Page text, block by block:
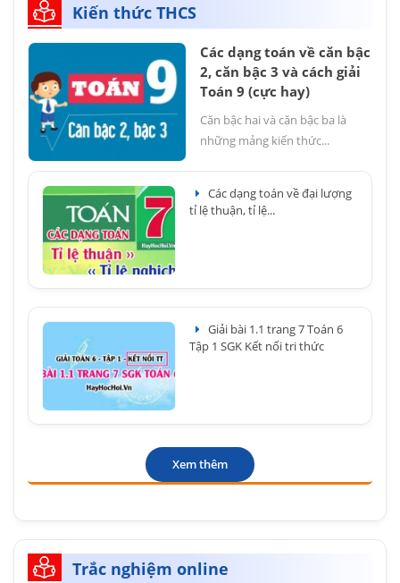
Kiến thức THCS
Các dạng toán về căn bậc
2, căn bậc 3 và cách giải
Toán 9 (cực hay)
Căn bậc hai và căn bậc ba là
những mảng kiến thức...
Các dạng toán về đại lượng
tỉ lệ thuận, tỉ lệ...
Giải bài 1.1 trang 7 Toán 6
Tập 1 SGK Kết nối tri thức
Xem thêm
Trắc nghiệm online